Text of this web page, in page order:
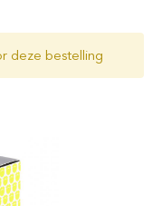
deze bestelling